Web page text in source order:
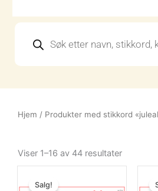
search
Hjem / Produkter med stikkord
Viser 1–16 av 44 resultateretter
Salg!